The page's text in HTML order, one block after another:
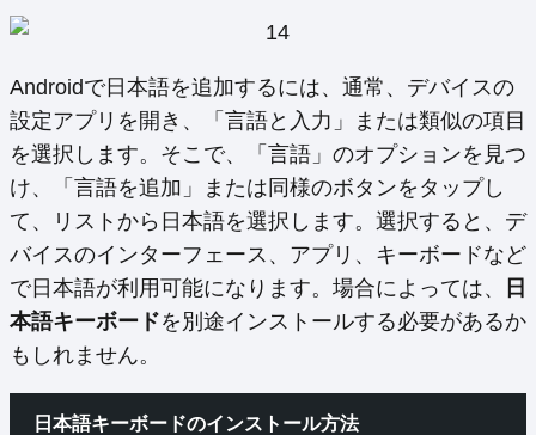
Androidで日本語を追加するには、通常、デバイスの
設定アプリを開き、「言語と入力」または類似の項目
を選択します。そこで、「言語」のオプションを見つ
け、「言語を追加」または同様のボタンをタップし
て、リストから日本語を選択します。選択すると、デ
バイスのインターフェース、アプリ、キーボードなど
で日本語が利用可能になります。場合によっては、
日
本語キーボードを別途インストールする必要があるか
もしれません。
日本語キーボードのインストール方法